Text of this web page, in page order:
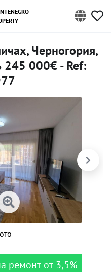
Черногория,
245 000€ - Ref:
ремонт от 3,5%